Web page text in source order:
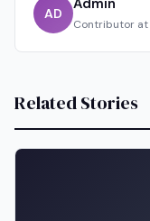
AD
Admin
Contributor at
Related Stories